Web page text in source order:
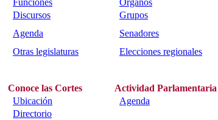
Funciones Órganos
Discursos
Grupos
Agenda
Senadores
Otras legislaturas
Elecciones regionales
Conoce las Cortes
Actividad Parlamentaria
Ubicación
Agenda
Directorio